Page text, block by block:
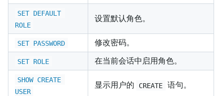
SET DEFAULT
ROLE
设置默认角色。
SET PASSWORD 修改密码。
SET ROLE 在当前会话中启用角色。
SHOW CREATE
USER
显示用户的 CREATE 语句。